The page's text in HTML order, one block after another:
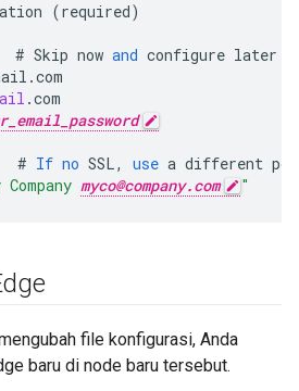
(required)
# Skip now and configure later
.com
.com
# If no SSL, use a different
Company myco@company.com "
file konfigurasi, Anda
baru di node baru tersebut.